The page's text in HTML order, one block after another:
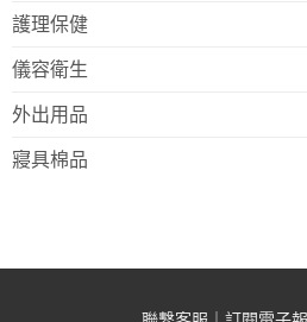
護理保健
儀容衛生
外出用品
寢具棉品